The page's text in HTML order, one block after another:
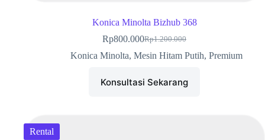
Konica Minolta Bizhub 368
Rp1.200.000
Rp800.000
Konica Minolta, Mesin Hitam Putih, Premium
Konsultasi Sekarang
Rental